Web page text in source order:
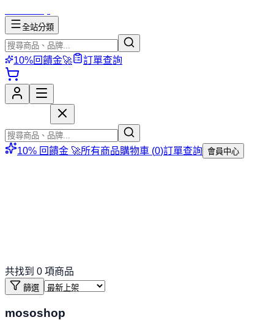
全站分類
10%回饋金🚀 訂單查詢
10% 回饋金 🚀所有商品購物車 (0)訂單查詢 會員中心
共找到 0 項商品
篩選
mososhop